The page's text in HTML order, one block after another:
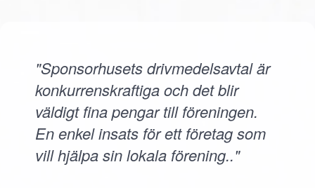
"Sponsorhusets drivmedelsavtal är
konkurrenskraftiga och det blir
väldigt fina pengar till föreningen.
En enkel insats för ett företag som
vill hjälpa sin lokala förening.."